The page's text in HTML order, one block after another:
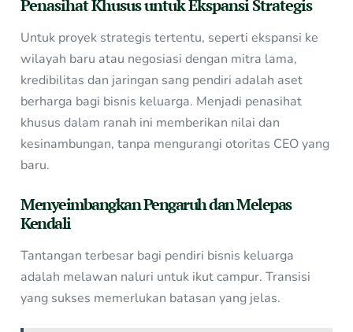
Penasihat Khusus untuk Ekspansi Strategis
Untuk proyek strategis tertentu, seperti ekspansi ke
wilayah baru atau negosiasi dengan mitra lama,
kredibilitas dan jaringan sang pendiri adalah aset
berharga bagi bisnis keluarga. Menjadi penasihat
khusus dalam ranah ini memberikan nilai dan
kesinambungan, tanpa mengurangi otoritas CEO yang
baru.
Menyeimbangkan Pengaruh dan Melepas
Kendali
Tantangan terbesar bagi pendiri bisnis keluarga
adalah melawan naluri untuk ikut campur. Transisi
yang sukses memerlukan batasan yang jelas.